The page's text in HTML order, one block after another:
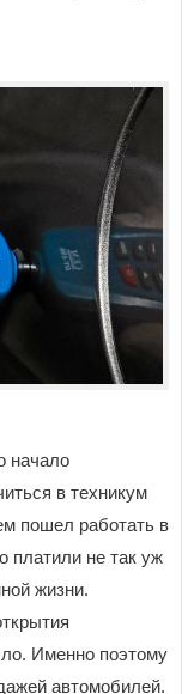
начало
в техникум
пошел работать в
платили не так уж
жизни.
Именно поэтому
автомобилей.